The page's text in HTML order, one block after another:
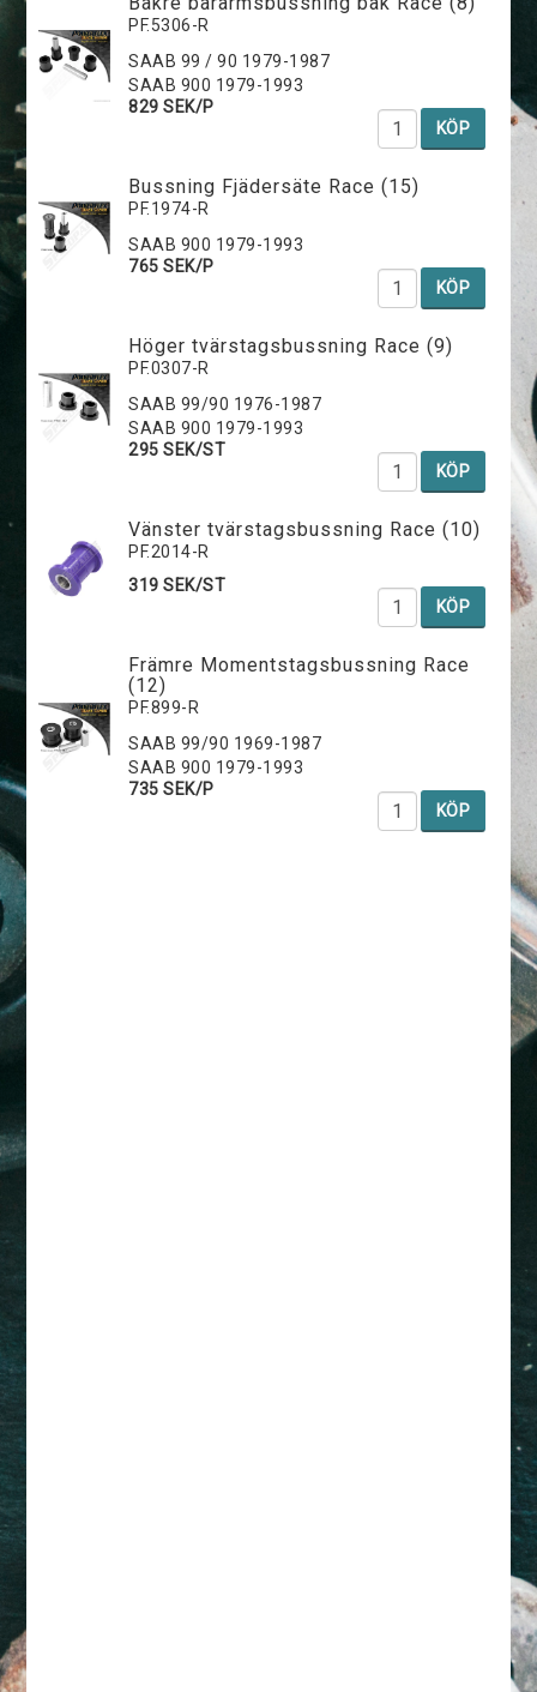
PF.5306-R
SAAB 99 / 90 1979-1987
SAAB 900 1979-1993
829 SEK/P
KÖP
Bussning Fjädersäte Race (15)
PF.1974-R
SAAB 900 1979-1993
765 SEK/P
KÖP
Höger tvärstagsbussning Race (9)
PF.0307-R
SAAB 99/90 1976-1987
SAAB 900 1979-1993
295 SEK/ST
KÖP
Vänster tvärstagsbussning Race (10)
PF.2014-R
319 SEK/ST
KÖP
Främre Momentstagsbussning Race
(12)
PF.899-R
SAAB 99/90 1969-1987
SAAB 900 1979-1993
735 SEK/P
KÖP